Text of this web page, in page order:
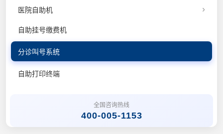
医院自助机 ›
自助挂号缴费机
分诊叫号系统
自助打印终端
全国咨询热线
400-005-1153